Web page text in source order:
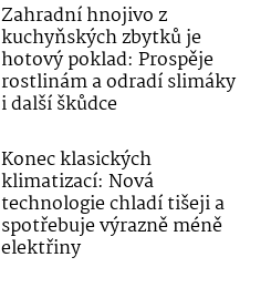
Zahradní hnojivo z
kuchyňských zbytků je
hotový poklad: Prospěje
rostlinám a odradí slimáky
i další škůdce
Konec klasických
klimatizací: Nová
technologie chladí tišeji a
spotřebuje výrazně méně
elektřiny